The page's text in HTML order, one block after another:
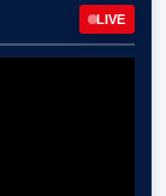
LIVE